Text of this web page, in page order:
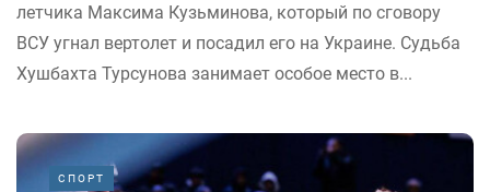
летчика Максима Кузьминова, который по сговору
ВСУ угнал вертолет и посадил его на Украине. Судьба
Хушбахта Турсунова занимает особое место в...
СПОРТ